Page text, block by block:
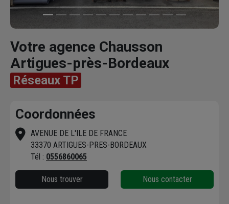
Votre agence Chausson
Artigues-près-Bordeaux
Réseaux TP
Coordonnées
AVENUE DE L'ILE DE FRANCE
33370 ARTIGUES-PRES-BORDEAUX
Tél : 0556860065
Nous trouver Nous contacter